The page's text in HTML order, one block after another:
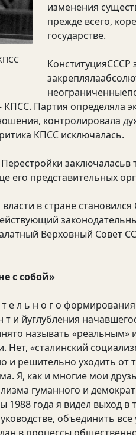
изменения
прежде всего,
государстве.
КонституцияСССР
КПСС. Партия определяла
контролировала
КПСС исключалась.
Перестройки
его представительных
в стране
Верховный Совет
с собой»
е л ь н о г о
т и йуглубления
называть
«сталинский
решительно уходить от
Я, как и многие мои
гуманного и
года я видел выход в
объединить